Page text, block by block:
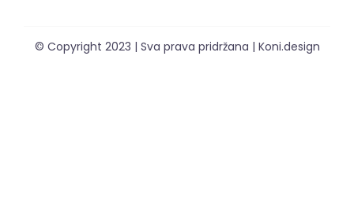
© Copyright 2023 | Sva prava pridržana | Koni.design